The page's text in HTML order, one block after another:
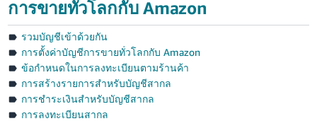
การขายทั่วโลกกับ Amazon
รวมบัญชีเข้าด้วยกัน
การตั้งค่าบัญชีการขายทั่วโลกกับ Amazon
ข้อกำหนดในการลงทะเบียนตามร้านค้า
การสร้างรายการสำหรับบัญชีสากล
การชำระเงินสำหรับบัญชีสากล
การลงทะเบียนสากล